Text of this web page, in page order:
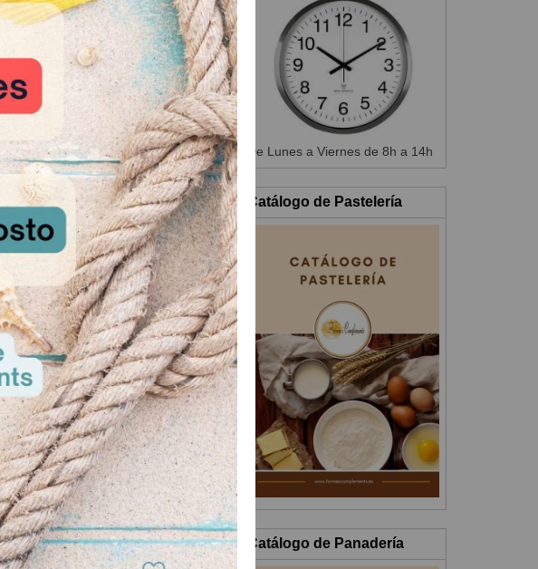
lenta durante 3 minutos
cm y cubrir con el crumble.
del tamaño deseado.
De Lunes a Viernes de 8h a 14h
Catálogo de Pastelería
Catálogo de Panadería